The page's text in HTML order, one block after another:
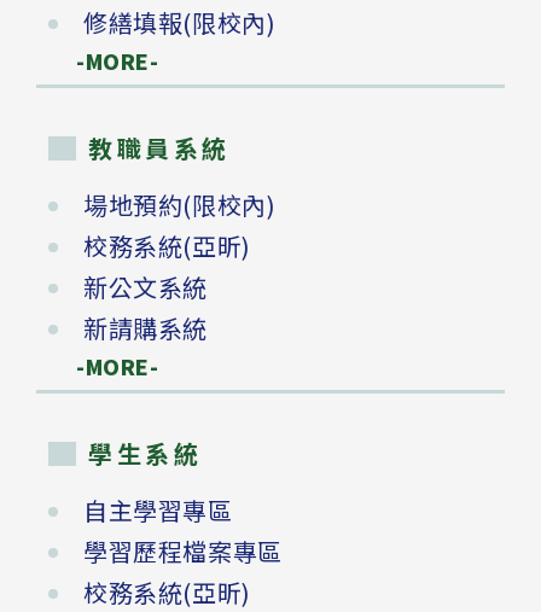
修繕填報(限校內)
-MORE-
教職員系統
場地預約(限校內)
校務系統(亞昕)
新公文系統
新請購系統
-MORE-
學生系統
自主學習專區
學習歷程檔案專區
校務系統(亞昕)